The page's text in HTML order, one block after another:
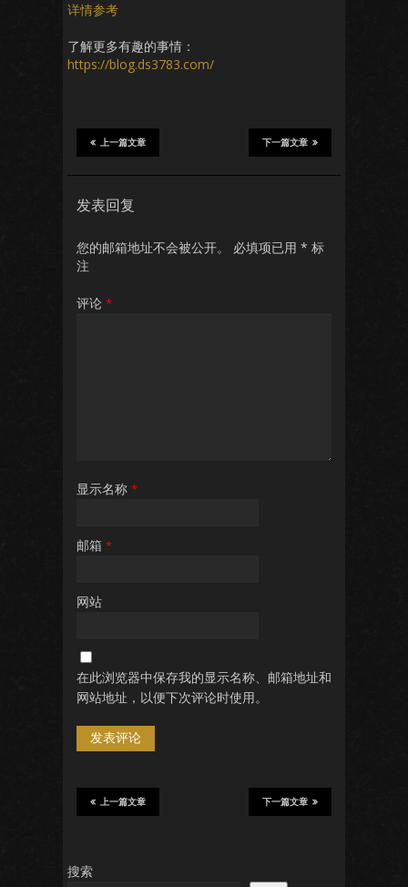
详情参考
了解更多有趣的事情：
https://blog.ds3783.com/
下一篇文章
上一篇文章
发表回复
您的邮箱地址不会被公开。 必填项已用 * 标
注
评论 *
显示名称 *
邮箱 *
网站
在此浏览器中保存我的显示名称、邮箱地址和
网站地址，以便下次评论时使用。
下一篇文章
上一篇文章
搜索